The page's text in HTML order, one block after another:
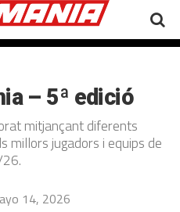
– 5ª edició
mitjançant diferents
millors jugadors i equips de
14, 2026